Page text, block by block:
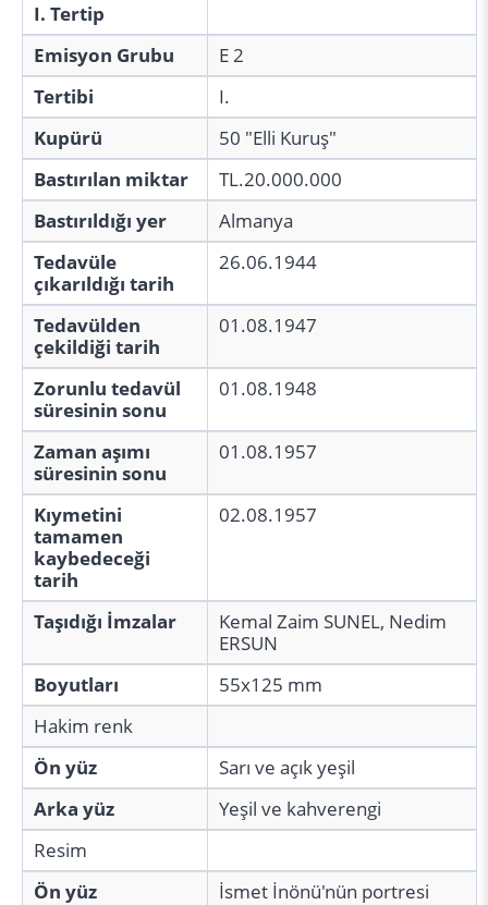
I. Tertip
Emisyon Grubu
E 2
Tertibi
I.
Kupürü
50 "Elli Kuruş"
Bastırılan miktar
TL.20.000.000
Bastırıldığı yer
Almanya
Tedavüle
çıkarıldığı tarih
26.06.1944
Tedavülden
çekildiği tarih
01.08.1947
Zorunlu tedavül
süresinin sonu
01.08.1948
Zaman aşımı
süresinin sonu
01.08.1957
Kıymetini
tamamen
kaybedeceği
tarih
02.08.1957
Taşıdığı İmzalar
Kemal Zaim SUNEL, Nedim
ERSUN
Boyutları
55x125 mm
Hakim renk
Ön yüz
Sarı ve açık yeşil
Arka yüz
Yeşil ve kahverengi
Resim
Ön yüz
İsmet İnönü'nün portresi